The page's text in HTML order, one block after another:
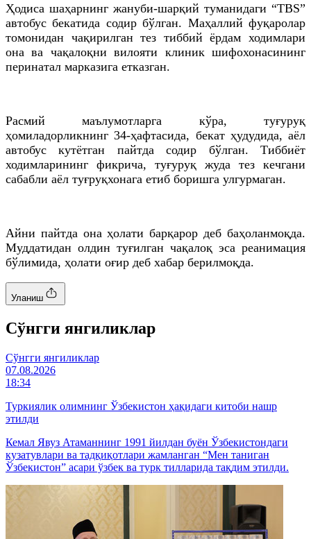
Ҳодиса шаҳарнинг жануби-шарқий туманидаги “TBS”
автобус бекатида содир бўлган. Маҳаллий фуқаролар
томонидан чақирилган тез тиббий ёрдам ходимлари
она ва чақалоқни вилояти клиник шифохонасининг
перинатал марказига етказган.
Расмий маълумотларга кўра, туғуруқ
ҳомиладорликнинг 34-ҳафтасида, бекат ҳудудида, аёл
автобус кутётган пайтда содир бўлган. Тиббиёт
ходимларининг фикрича, туғуруқ жуда тез кечгани
сабабли аёл туғруқхонага етиб боришга улгурмаган.
Айни пайтда она ҳолати барқарор деб баҳоланмоқда.
Муддатидан олдин туғилган чақалоқ эса реанимация
бўлимида, ҳолати оғир деб хабар берилмоқда.
Уланиш
Cўнгги янгиликлар
Cўнгги янгиликлар
07.08.2026
18:34
Туркиялик олимнинг Ўзбекистон ҳақидаги китоби нашр
этилди
Кемал Явуз Атаманнинг 1991 йилдан буён Ўзбекистондаги
кузатувлари ва тадқиқотлари жамланган “Мен таниган
Ўзбекистон” асари ўзбек ва турк тилларида тақдим этилди.